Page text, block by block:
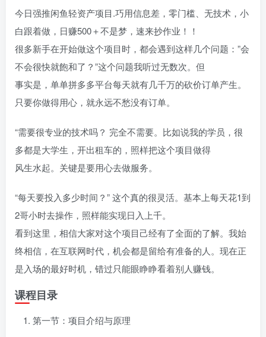
今日强推闲鱼轻资产项目.巧用信息差，零门槛、无技术，小
白跟着做，日赚500＋不是梦，速来抄作业！！
很多新手在开始做这个项目时，都会遇到这样几个问题：”会
不会很快就飽和了？”这个问题我听过无数次。但
事实是，单单拼多多平台每天就有几千万的砍价订单产生。
只要你做得用心，就永远不愁没有订单。
“需要很专业的技术吗？ 完全不需要。比如说我的学员，很
多都是大学生，开出租车的，照样把这个项目做得
风生水起。关键是要用心去做服务。
“每天要投入多少时间？” 这个真的很灵活。基本上每天花1到
2哥小时去操作，照样能实现日入上千。
看到这里，相信大家对这个项目己经有了全面的了解。我始
终相信，在互联网时代，机会都是留给有准备的人。现在正
是入场的最好时机，错过只能眼睁睁看着别人赚钱。
课程目录
第一节：项目介绍与原理